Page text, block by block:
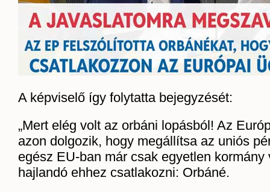
A képviselő így folytatta bejegyzését:
„Mert elég volt az orbáni lopásból! Az
azon dolgozik, hogy megállítsa az uniós
egész EU-ban már csak egyetlen kormány
hajlandó ehhez csatlakozni: Orbáné.